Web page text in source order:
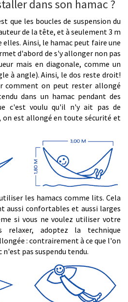
dans son hamac ?
que les boucles de suspension du
de la tête, et à seulement 3 m
Ainsi, le hamac peut faire une
d'abord de s'y allonger non pas
mais en diagonale, comme un
à angle). Ainsi, le dos reste droit!
comment on peut rester allongé
dans un hamac pendant des
c'est voulu qu'il n'y ait pas de
on est allongé en toute sécurité et
les hamacs comme lits. Cela
aussi confortables et aussi larges
si vous ne voulez utiliser votre
relaxer, adoptez la technique
: contrairement à ce que l'on
pas suspendu tendu.